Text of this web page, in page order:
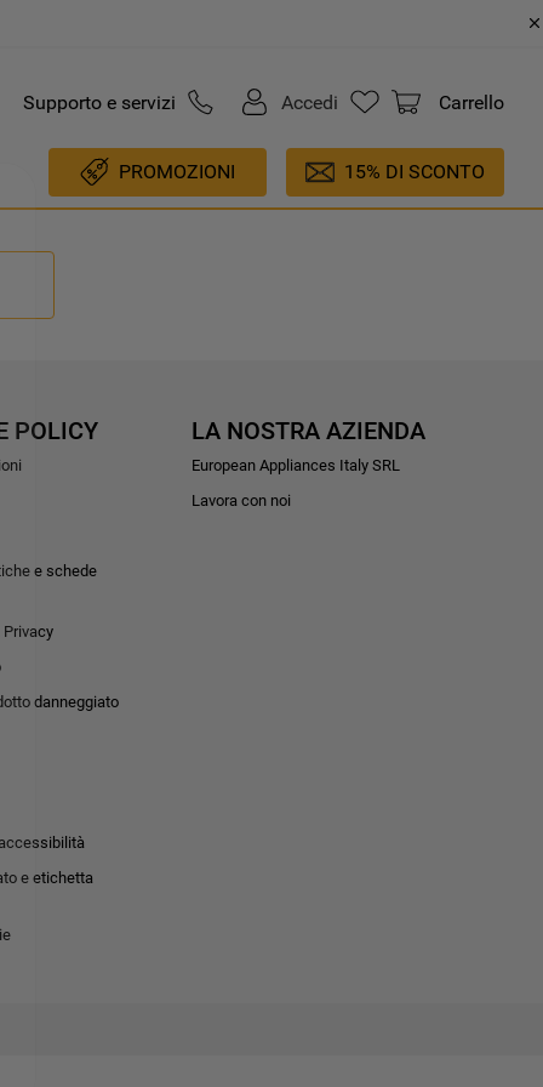
Supporto e servizi Accedi Carrello
PROMOZIONI 15% DI SCONTO
POLICY
e schede
danneggiato
e etichetta
LA NOSTRA AZIENDA
European Appliances Italy SRL
Lavora con noi